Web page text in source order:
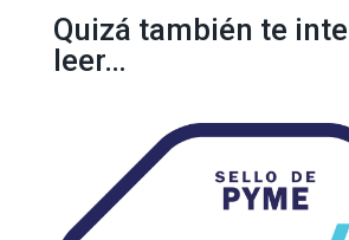
Quizá también te
leer…